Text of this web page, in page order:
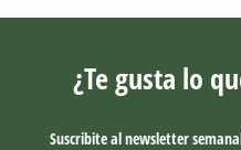
¿Te gusta lo
Suscribite al newsletter